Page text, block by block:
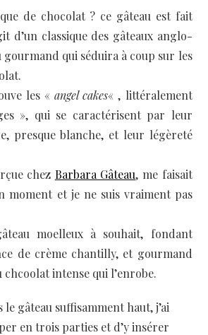
de chocolat ? ce gâteau est fait
d’un classique des gâteaux anglo-
gourmand qui séduira à coup sur les
les «angel cakes« , littéralement
», qui se caractérisent par leur
presque blanche, et leur légèreté
chez Barbara Gâteau, me faisait
moment et je ne suis vraiment pas
moelleux à souhait, fondant
de crème chantilly, et gourmand
chcoolat intense qui l’enrobe.
gâteau suffisamment haut, j’ai
en trois parties et d’y insérer